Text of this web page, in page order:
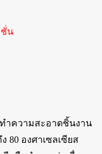
ชั่น
ำความสะอาดชิ้นงาน
80 องศาเซลเซียส